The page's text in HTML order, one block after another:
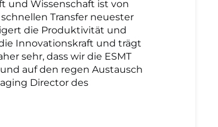
und Wissenschaft ist von
Transfer neuester
die Produktivität und
Innovationskraft und trägt
sehr, dass wir die ESMT
auf den regen Austausch
Director des